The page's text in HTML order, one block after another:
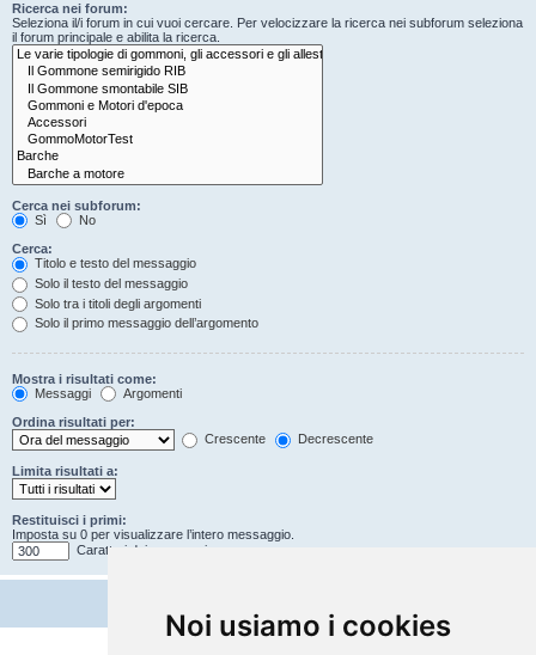
Noi usiamo i cookies
Ricerca nei forum:
Seleziona il/i forum in cui vuoi cercare. Per velocizzare la ricerca nei subforum seleziona
il forum principale e abilita la ricerca.
Cerca nei subforum:
Sì
No
Cerca:
Titolo e testo del messaggio
Solo il testo del messaggio
Solo tra i titoli degli argomenti
Solo il primo messaggio dell’argomento
Mostra i risultati come:
Messaggi
Argomenti
Ordina risultati per:
Crescente
Decrescente
Limita risultati a:
Restituisci i primi:
Imposta su 0 per visualizzare l’intero messaggio.
Caratteri dei messaggi